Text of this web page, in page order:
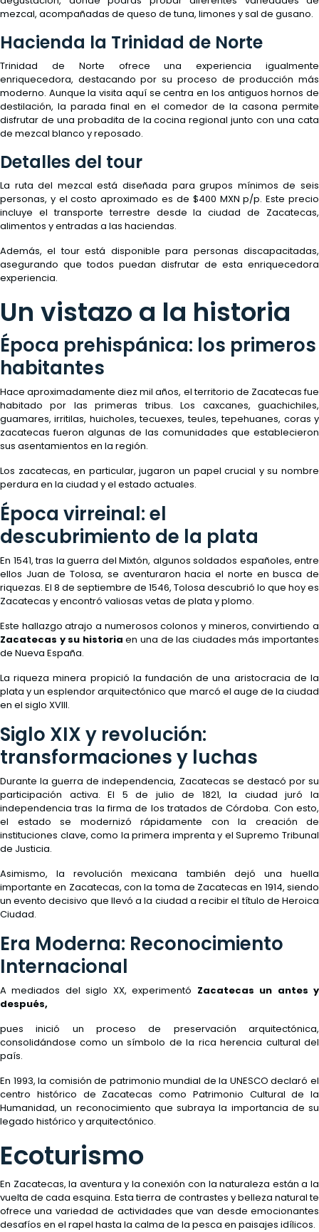
mezcal, acompañadas de queso de tuna, limones y sal de gusano.
Hacienda la Trinidad de Norte
Trinidad de Norte ofrece una experiencia igualmente
enriquecedora, destacando por su proceso de producción más
moderno. Aunque la visita aquí se centra en los antiguos hornos de
destilación, la parada final en el comedor de la casona permite
disfrutar de una probadita de la cocina regional junto con una cata
de mezcal blanco y reposado.
Detalles del tour
La ruta del mezcal está diseñada para grupos mínimos de seis
personas, y el costo aproximado es de $400 MXN p/p. Este precio
incluye el transporte terrestre desde la ciudad de Zacatecas,
alimentos y entradas a las haciendas.
Además, el tour está disponible para personas discapacitadas,
asegurando que todos puedan disfrutar de esta enriquecedora
experiencia.
Un vistazo a la historia
Época prehispánica: los primeros
habitantes
Hace aproximadamente diez mil años, el territorio de Zacatecas fue
habitado por las primeras tribus. Los caxcanes, guachichiles,
guamares, irritilas, huicholes, tecuexes, teules, tepehuanes, coras y
zacatecas fueron algunas de las comunidades que establecieron
sus asentamientos en la región.
Los zacatecas, en particular, jugaron un papel crucial y su nombre
perdura en la ciudad y el estado actuales.
Época virreinal: el
descubrimiento de la plata
En 1541, tras la guerra del Mixtón, algunos soldados españoles, entre
ellos Juan de Tolosa, se aventuraron hacia el norte en busca de
riquezas. El 8 de septiembre de 1546, Tolosa descubrió lo que hoy es
Zacatecas y encontró valiosas vetas de plata y plomo.
Este hallazgo atrajo a numerosos colonos y mineros, convirtiendo a
Zacatecas y su historia en una de las ciudades más importantes
de Nueva España.
La riqueza minera propició la fundación de una aristocracia de la
plata y un esplendor arquitectónico que marcó el auge de la ciudad
en el siglo XVIII.
Siglo XIX y revolución:
transformaciones y luchas
Durante la guerra de independencia, Zacatecas se destacó por su
participación activa. El 5 de julio de 1821, la ciudad juró la
independencia tras la firma de los tratados de Córdoba. Con esto,
el estado se modernizó rápidamente con la creación de
instituciones clave, como la primera imprenta y el Supremo Tribunal
de Justicia.
Asimismo, la revolución mexicana también dejó una huella
importante en Zacatecas, con la toma de Zacatecas en 1914, siendo
un evento decisivo que llevó a la ciudad a recibir el título de Heroica
Ciudad.
Era Moderna: Reconocimiento
Internacional
A mediados del siglo XX, experimentó Zacatecas un antes y
después,
pues inició un proceso de preservación arquitectónica,
consolidándose como un símbolo de la rica herencia cultural del
país.
En 1993, la comisión de patrimonio mundial de la UNESCO declaró el
centro histórico de Zacatecas como Patrimonio Cultural de la
Humanidad, un reconocimiento que subraya la importancia de su
legado histórico y arquitectónico.
Ecoturismo
En Zacatecas, la aventura y la conexión con la naturaleza están a la
vuelta de cada esquina. Esta tierra de contrastes y belleza natural te
ofrece una variedad de actividades que van desde emocionantes
desafíos en el rapel hasta la calma de la pesca en paisajes idílicos.